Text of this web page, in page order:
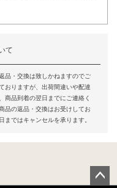
て
品・交換は致しかねますのでご
おりますが、出荷間違いや配達
商品到着の翌日までにご連絡く
品の返品・交換はお受けしてお
まではキャンセルを承ります。